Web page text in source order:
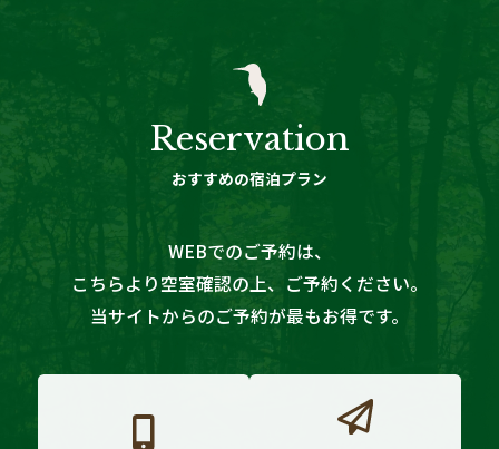
Reservation
おすすめの宿泊プラン
WEBでのご予約は、
こちらより空室確認の上、ご予約ください。
当サイトからのご予約が最もお得です。